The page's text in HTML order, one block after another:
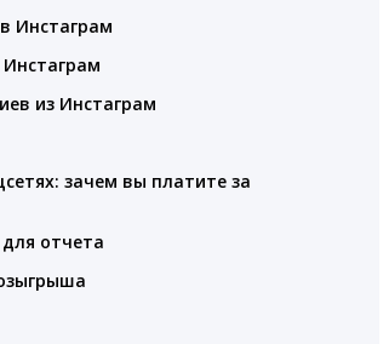
Инстаграм
Инстаграм
из Инстаграм
зачем вы платите за
отчета